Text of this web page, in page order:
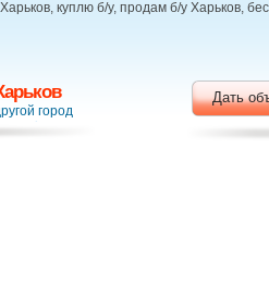
куплю б/у, продам б/у Харьков,
город
Дать